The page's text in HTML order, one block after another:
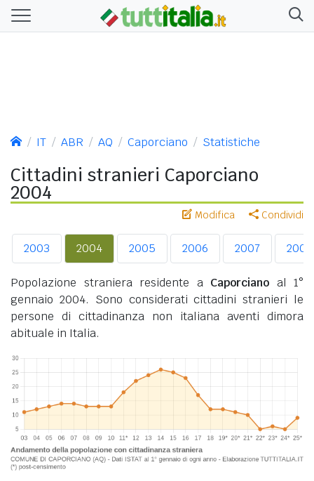
IT ABR AQ Caporciano Statistiche
Cittadini stranieri Caporciano
2004
Modifica Condividi
2003 2004 2005 2006 2007 2008
Popolazione straniera residente a Caporciano al 1°
gennaio 2004. Sono considerati cittadini stranieri le
persone di cittadinanza non italiana aventi dimora
abituale in Italia.